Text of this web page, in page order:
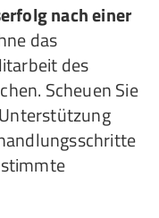
nach einer
das
des
Scheuen Sie